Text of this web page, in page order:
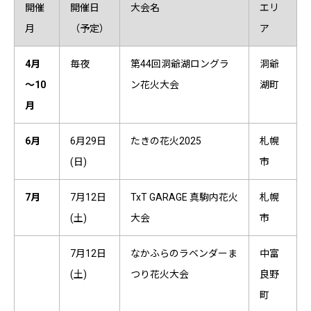
開催
月
開催日
（予定）
大会名
エリ
ア
4月
～10
月
毎夜
第44回洞爺湖ロングラ
ン花火大会
洞爺
湖町
6月
6月29日
(日)
たきの花火2025
札幌
市
7月
7月12日
(土)
TxT GARAGE 真駒内花火
大会
札幌
市
7月12日
(土)
なかふらのラベンダーま
つり花火大会
中富
良野
町